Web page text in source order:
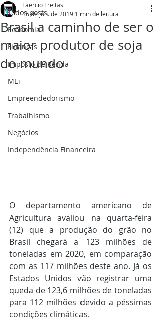
Todos posts
Economia
Finanças
Imposto de Renda
MEi
Empreendedorismo
Trabalhismo
Negócios
Independência Financeira
Brasil a caminho de ser o
maior produtor de soja
do mundo
Laercio Freitas
16 de jun. de 2019 1 min de leitura
O departamento americano de
Agricultura avaliou na quarta-feira
(12) que a produção do grão no
Brasil chegará a 123 milhões de
toneladas em 2020, em comparação
com as 117 milhões deste ano. Já os
Estados Unidos vão registrar uma
queda de 123,6 milhões de toneladas
para 112 milhões devido a péssimas
condições climáticas.